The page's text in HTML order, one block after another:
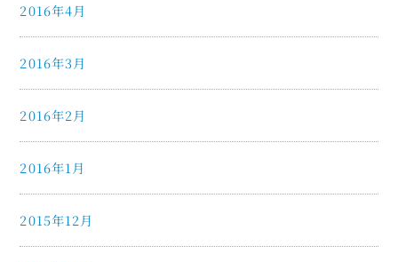
2016年4月
2016年3月
2016年2月
2016年1月
2015年12月